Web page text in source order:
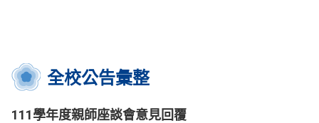
全校公告彙整
111學年度親師座談會意見回覆